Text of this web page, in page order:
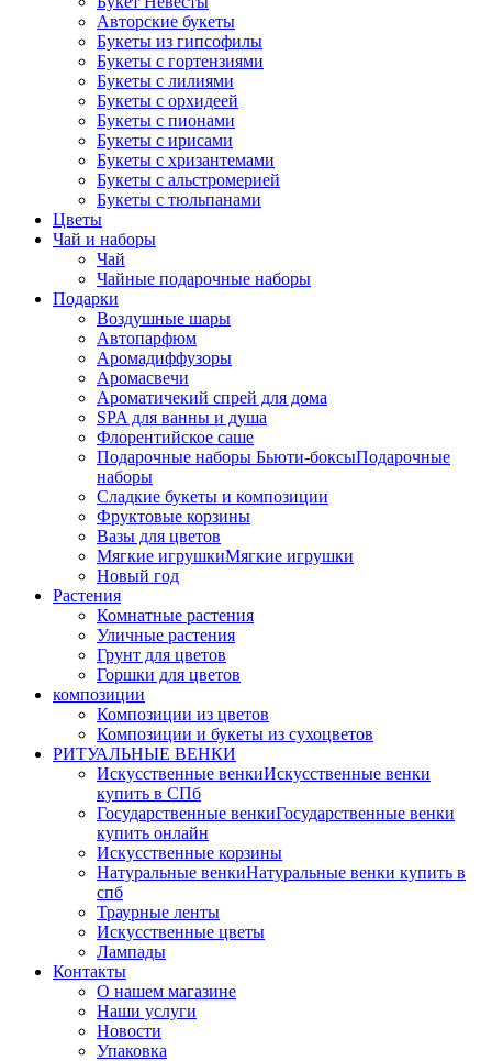
Авторские букеты
Букеты из гипсофилы
Букеты с гортензиями
Букеты с лилиями
Букеты с орхидеей
Букеты с пионами
Букеты с ирисами
Букеты с хризантемами
Букеты с альстромерией
Букеты с тюльпанами
Цветы
Чай и наборы
Чай
Чайные подарочные наборы
Подарки
Воздушные шары
Автопарфюм
Аромадиффузоры
Аромасвечи
Ароматичекий спрей для дома
SPA для ванны и душа
Флорентийское саше
Подарочные наборы Бьюти-боксыПодарочные
наборы
Сладкие букеты и композиции
Фруктовые корзины
Вазы для цветов
Мягкие игрушкиМягкие игрушки
Новый год
Растения
Комнатные растения
Уличные растения
Грунт для цветов
Горшки для цветов
композиции
Композиции из цветов
Композиции и букеты из сухоцветов
РИТУАЛЬНЫЕ ВЕНКИ
Искусственные венкиИскусственные венки
купить в СПб
Государственные венкиГосударственные венки
купить онлайн
Искусственные корзины
Натуральные венкиНатуральные венки купить в
спб
Траурные ленты
Искусственные цветы
Лампады
Контакты
О нашем магазине
Наши услуги
Новости
Упаковка